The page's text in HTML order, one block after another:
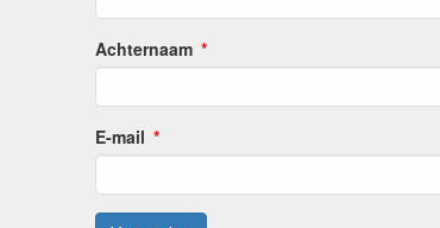
Achternaam
E-mail